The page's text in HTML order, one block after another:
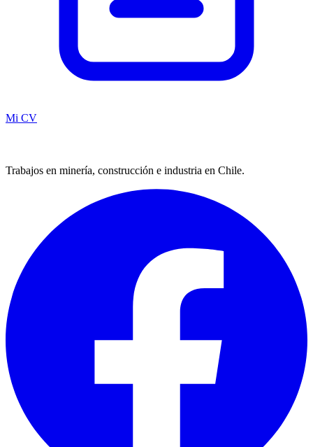
Mi CV
Trabajos en minería, construcción e industria en Chile.